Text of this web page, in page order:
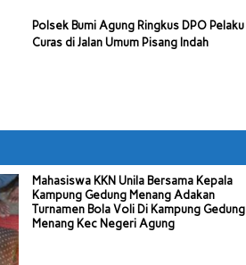
Polsek Bumi Agung Ringkus DPO Pelaku
Curas di Jalan Umum Pisang Indah
Mahasiswa KKN Unila Bersama Kepala
Kampung Gedung Menang Adakan
Turnamen Bola Voli Di Kampung Gedung
Menang Kec Negeri Agung